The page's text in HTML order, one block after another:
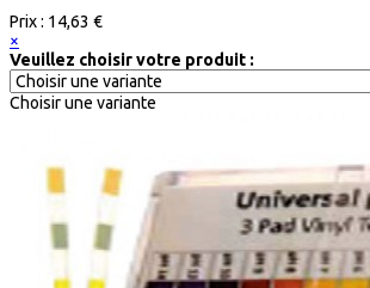
Prix : 14,63 €
×
Veuillez choisir votre produit :
Choisir une variante